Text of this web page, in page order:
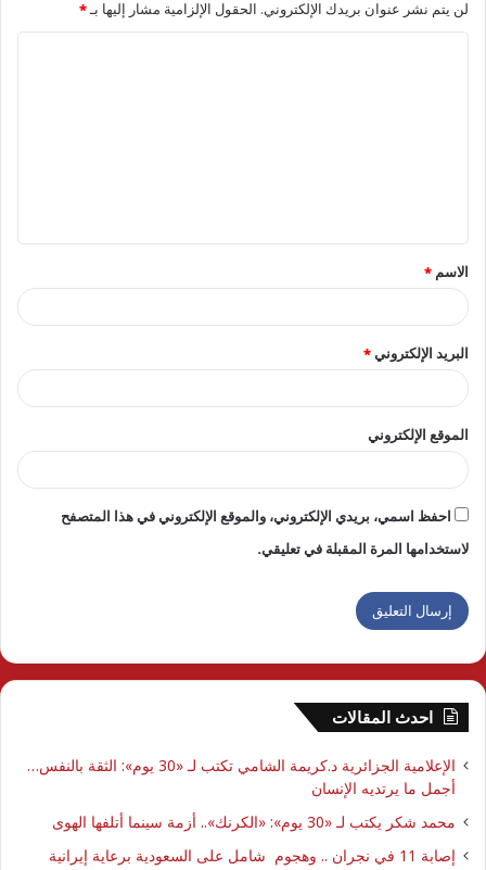
لن يتم نشر عنوان بريدك الإلكتروني. الحقول الإلزامية مشار إليها بـ*
ق
*
الاسم *
البريد الإلكتروني*
الموقع الإلكتروني
احفظ اسمي، بريدي الإلكتروني، والموقع الإلكتروني في هذا المتصفح
لاستخدامها المرة المقبلة في تعليقي.
احدث المقالات
الإعلامية الجزائرية د.كريمة الشامي تكتب لـ «30 يوم»: الثقة بالنفس…
أجمل ما يرتديه الإنسان
محمد شكر يكتب لـ «30 يوم»: «الكرنك».. أزمة سينما أتلفها الهوى
إصابة 11 في نجران .. وهجوم شامل على السعودية برعاية إيرانية